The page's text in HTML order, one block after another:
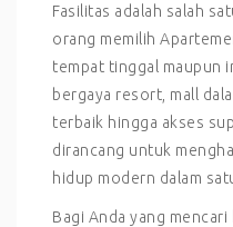
Fasilitas adalah salah
orang memilih
tempat tinggal maupun
bergaya resort, mall
terbaik hingga akses
dirancang untuk
hidup modern dalam
Bagi Anda yang